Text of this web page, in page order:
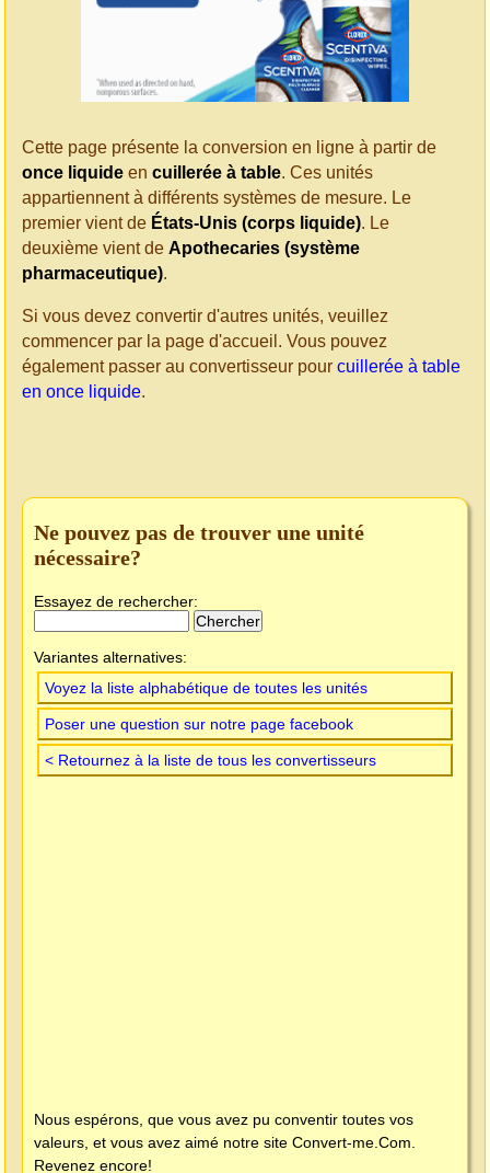
Cette page présente la conversion en ligne à partir de
once liquide en cuillerée à table. Ces unités
appartiennent à différents systèmes de mesure. Le
premier vient de États-Unis (corps liquide). Le
deuxième vient de Apothecaries (système
pharmaceutique).
Si vous devez convertir d'autres unités, veuillez
commencer par la page d'accueil. Vous pouvez
également passer au convertisseur pour cuillerée à table
en once liquide.
Ne pouvez pas de trouver une unité
nécessaire?
Essayez de rechercher:
Variantes alternatives:
Voyez la liste alphabétique de toutes les unités
Poser une question sur notre page facebook
< Retournez à la liste de tous les convertisseurs
Nous espérons, que vous avez pu conventir toutes vos
valeurs, et vous avez aimé notre site Convert-me.Com
Revenez encore!